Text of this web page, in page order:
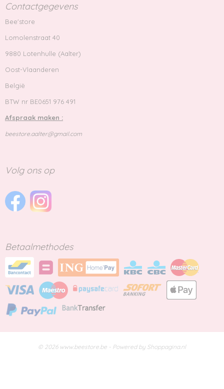
Contactgegevens
Bee'store
Lomolenstraat 40
9880 Lotenhulle (Aalter)
Oost-Vlaanderen
België
BTW nr BE0651 976 491
Afspraak maken :
beestore.aalter@gmail.com
Volg ons op
Betaalmethodes
© 2026 www.beestore.be - Powered by Shoppagina.nl